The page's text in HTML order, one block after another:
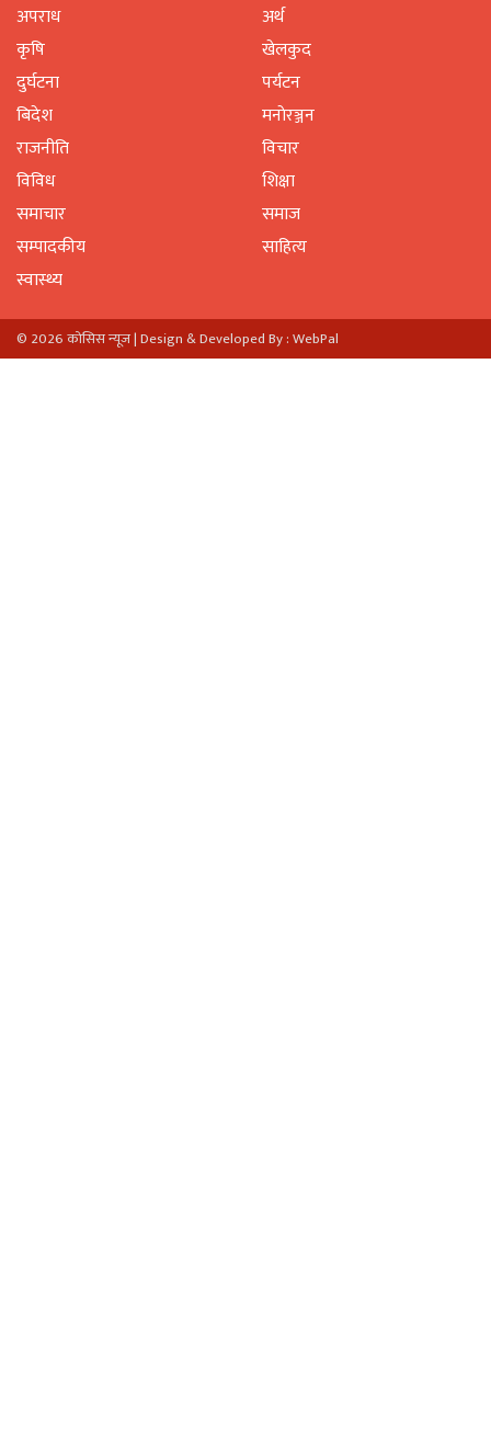
अपराध
अर्थ
कृषि
खेलकुद
दुर्घटना
पर्यटन
बिदेश
मनाेरञ्जन
राजनीति
विचार
विविध
शिक्षा
समाचार
समाज
सम्पादकीय
साहित्य
स्वास्थ्य
© 2026 काेसिस न्यूज |Design & Developed By : WebPal